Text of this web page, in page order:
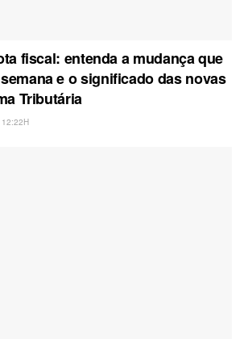
fiscal: entenda a mudança que
e o significado das novas
Tributária